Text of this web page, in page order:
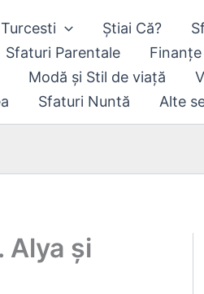
Știai Că?
Sfaturi Parentale
Modă și Stil de viață
Sfaturi Nuntă Alte
Alya și